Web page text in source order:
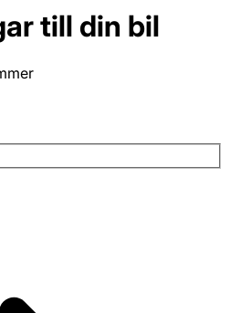
till din bil